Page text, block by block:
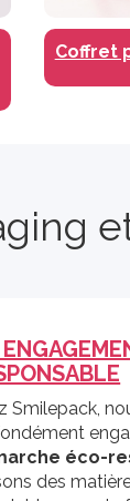
Coffret
Smilepack,
éco-
des